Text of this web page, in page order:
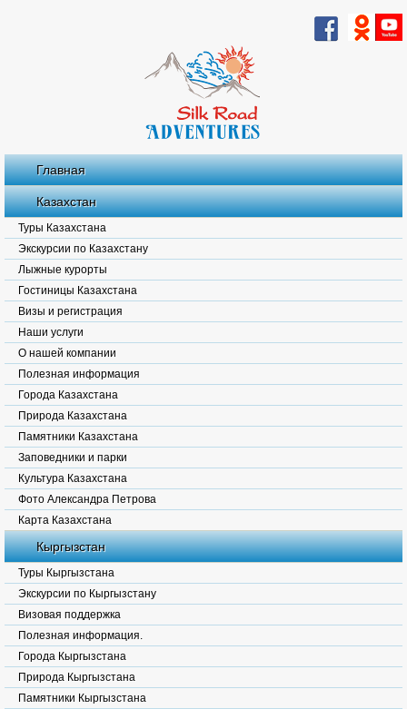
Главная
Казахстан
Туры Казахстана
Экскурсии по Казахстану
Лыжные курорты
Гостиницы Казахстана
Визы и регистрация
Наши услуги
О нашей компании
Полезная информация
Города Казахстана
Природа Казахстана
Памятники Казахстана
Заповедники и парки
Культура Казахстана
Фото Александра Петрова
Карта Казахстана
Кыргызстан
Туры Кыргызстана
Экскурсии по Кыргызстану
Визовая поддержка
Полезная информация.
Города Кыргызстана
Природа Кыргызстана
Памятники Кыргызстана